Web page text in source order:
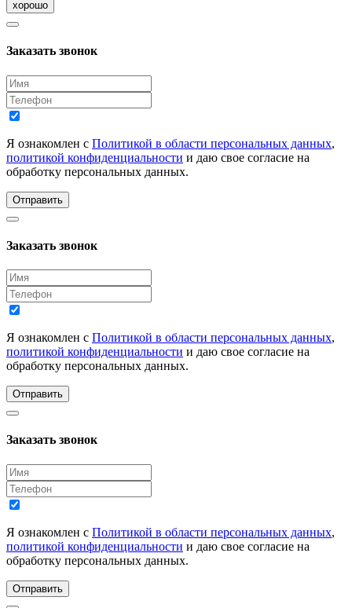
хорошо
Заказать звонок
Я ознакомлен с Политикой в области персональных данных,
политикой конфиденциальности и даю свое согласие на
обработку персональных данных.
Отправить
Заказать звонок
Я ознакомлен с Политикой в области персональных данных,
политикой конфиденциальности и даю свое согласие на
обработку персональных данных.
Отправить
Заказать звонок
Я ознакомлен с Политикой в области персональных данных,
политикой конфиденциальности и даю свое согласие на
обработку персональных данных.
Отправить